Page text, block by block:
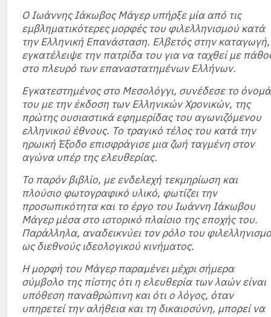
Ο Ιωάννης Ιάκωβος Μάγερ υπήρξε μία από τις
εμβληματικότερες μορφές του φιλελληνισμού κατά
την Ελληνική Επανάσταση. Ελβετός στην καταγωγή,
εγκατέλειψε την πατρίδα του για να ταχθεί με
στο πλευρό των επαναστατημένων Ελλήνων.
Εγκατεστημένος στο Μεσολόγγι, συνέδεσε το όνομά
του με την έκδοση των Ελληνικών Χρονικών, της
πρώτης ουσιαστικά εφημερίδας του αγωνιζόμενου
ελληνικού έθνους. Το τραγικό τέλος του κατά την
ηρωική Έξοδο επισφράγισε μια ζωή ταγμένη στον
αγώνα υπέρ της ελευθερίας.
Το παρόν βιβλίο, με ενδελεχή τεκμηρίωση και
πλούσιο φωτογραφικό υλικό, φωτίζει την
προσωπικότητα και το έργο του Ιωάννη Ιάκωβου
Μάγερ μέσα στο ιστορικό πλαίσιο της εποχής του.
Παράλληλα, αναδεικνύει τον ρόλο του
ως διεθνούς ιδεολογικού κινήματος.
Η μορφή του Μάγερ παραμένει μέχρι σήμερα
σύμβολο της πίστης ότι η ελευθερία των λαών είναι
υπόθεση παναθρώπινη και ότι ο λόγος, όταν
υπηρετεί την αλήθεια και τη δικαιοσύνη, μπορεί να